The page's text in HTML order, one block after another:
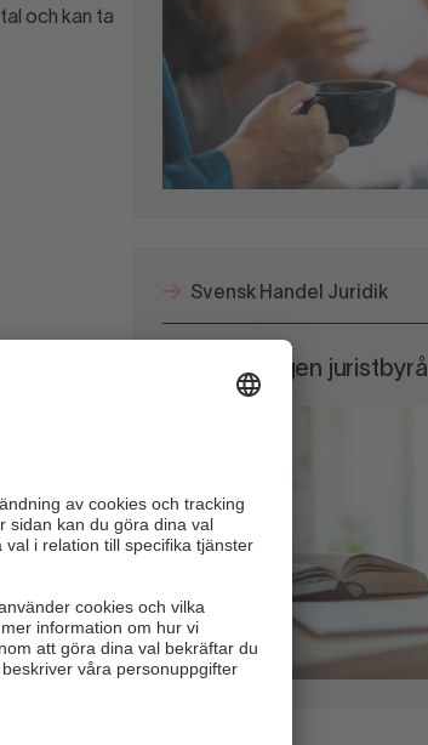
och kan ta
Svensk Handel Juridik
Handelns egen juristbyrå